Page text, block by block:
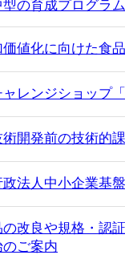
の育成プログラ
価値化に向けた食
ャレンジショップ
術開発前の技術的
政法人中小企業基
の改良や規格・認
ご案内